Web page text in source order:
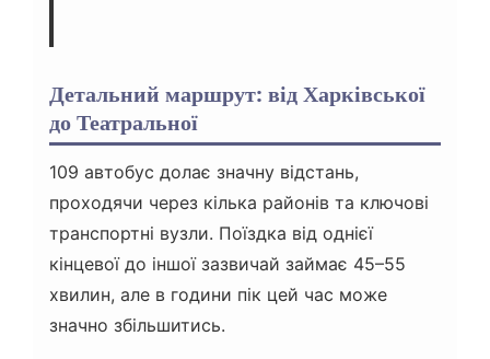
Детальний маршрут: від Харківської
до Театральної
109 автобус долає значну відстань,
проходячи через кілька районів та ключові
транспортні вузли. Поїздка від однієї
кінцевої до іншої зазвичай займає 45–55
хвилин, але в години пік цей час може
значно збільшитись.